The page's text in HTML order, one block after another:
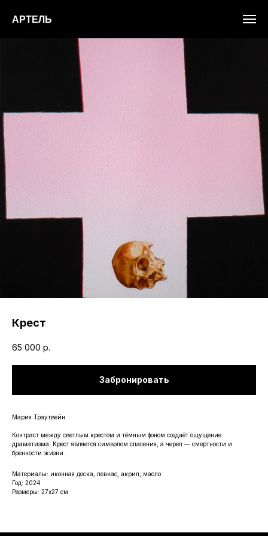
АРТЕЛЬ
Крест
65 000 р.
Забронировать
Мария Траутвейн
Контраст между светлым крестом и тёмным фоном создаёт ощущение
драматизма. Крест является символом спасения, а череп — смертности и
бренности жизни.
Материалы: иконная доска, левкас, акрил, масло
Год: 2024
Размеры: 27х27 см